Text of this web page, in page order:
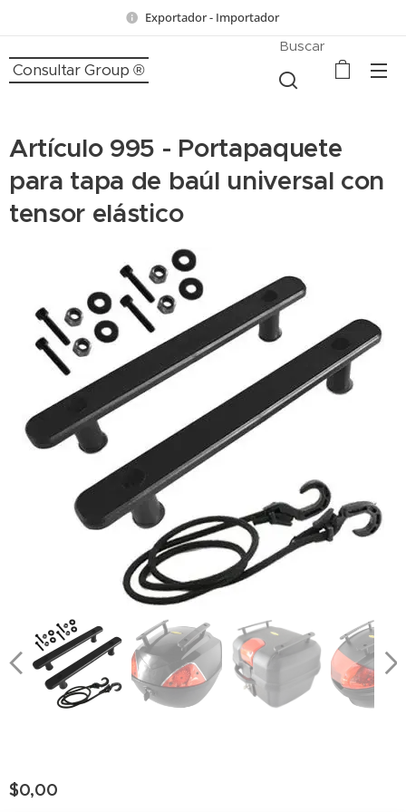
Exportador - Importador
Consultar Group ®
Buscar
Artículo 995 - Portapaquete
para tapa de baúl universal con
tensor elástico
$0,00